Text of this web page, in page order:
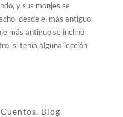
y sus monjes se
desde el más antiguo
más antiguo se inclinó
si tenía alguna lección
Cuentos, Blog